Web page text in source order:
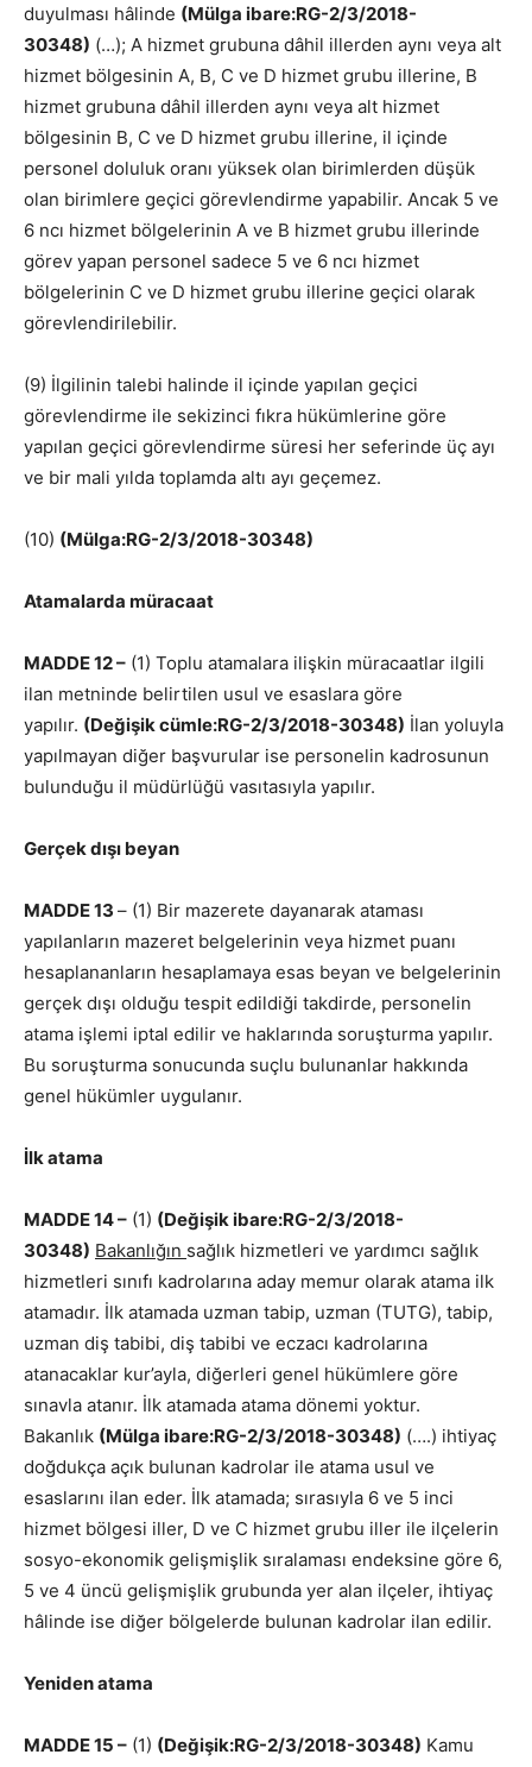
duyulması hâlinde (Mülga ibare:RG-2/3/2018-
30348) (…); A hizmet grubuna dâhil illerden aynı veya alt
hizmet bölgesinin A, B, C ve D hizmet grubu illerine, B
hizmet grubuna dâhil illerden aynı veya alt hizmet
bölgesinin B, C ve D hizmet grubu illerine, il içinde
personel doluluk oranı yüksek olan birimlerden düşük
olan birimlere geçici görevlendirme yapabilir. Ancak 5 ve
6 ncı hizmet bölgelerinin A ve B hizmet grubu illerinde
görev yapan personel sadece 5 ve 6 ncı hizmet
bölgelerinin C ve D hizmet grubu illerine geçici olarak
görevlendirilebilir.
(9) İlgilinin talebi halinde il içinde yapılan geçici
görevlendirme ile sekizinci fıkra hükümlerine göre
yapılan geçici görevlendirme süresi her seferinde üç ayı
ve bir mali yılda toplamda altı ayı geçemez.
(10) (Mülga:RG-2/3/2018-30348)
Atamalarda müracaat
MADDE 12 – (1) Toplu atamalara ilişkin müracaatlar ilgili
ilan metninde belirtilen usul ve esaslara göre
yapılır. (Değişik cümle:RG-2/3/2018-30348) İlan yoluyla
yapılmayan diğer başvurular ise personelin kadrosunun
bulunduğu il müdürlüğü vasıtasıyla yapılır.
Gerçek dışı beyan
MADDE 13 – (1) Bir mazerete dayanarak ataması
yapılanların mazeret belgelerinin veya hizmet puanı
hesaplananların hesaplamaya esas beyan ve belgelerinin
gerçek dışı olduğu tespit edildiği takdirde, personelin
atama işlemi iptal edilir ve haklarında soruşturma yapılır.
Bu soruşturma sonucunda suçlu bulunanlar hakkında
genel hükümler uygulanır.
İlk atama
MADDE 14 – (1) (Değişik ibare:RG-2/3/2018-
30348) Bakanlığın sağlık hizmetleri ve yardımcı sağlık
hizmetleri sınıfı kadrolarına aday memur olarak atama ilk
atamadır. İlk atamada uzman tabip, uzman (TUTG), tabip,
uzman diş tabibi, diş tabibi ve eczacı kadrolarına
atanacaklar kur’ayla, diğerleri genel hükümlere göre
sınavla atanır. İlk atamada atama dönemi yoktur.
Bakanlık (Mülga ibare:RG-2/3/2018-30348) (….) ihtiyaç
doğdukça açık bulunan kadrolar ile atama usul ve
esaslarını ilan eder. İlk atamada; sırasıyla 6 ve 5 inci
hizmet bölgesi iller, D ve C hizmet grubu iller ile ilçelerin
sosyo-ekonomik gelişmişlik sıralaması endeksine göre 6,
5 ve 4 üncü gelişmişlik grubunda yer alan ilçeler, ihtiyaç
hâlinde ise diğer bölgelerde bulunan kadrolar ilan edilir.
Yeniden atama
MADDE 15 – (1) (Değişik:RG-2/3/2018-30348) Kamu